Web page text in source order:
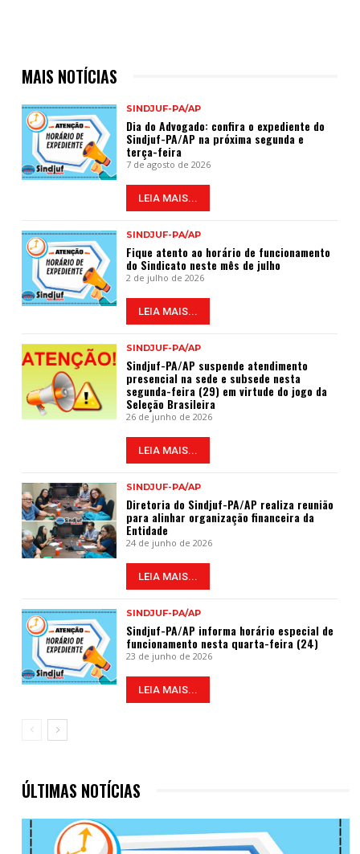
MAIS NOTÍCIAS
SINDJUF-PA/AP
Dia do Advogado: confira o expediente do
Sindjuf-PA/AP na próxima segunda e
terça-feira
7 de agosto de 2026
LEIA MAIS...
SINDJUF-PA/AP
Fique atento ao horário de funcionamento
do Sindicato neste mês de julho
2 de julho de 2026
LEIA MAIS...
SINDJUF-PA/AP
Sindjuf-PA/AP suspende atendimento
presencial na sede e subsede nesta
segunda-feira (29) em virtude do jogo da
Seleção Brasileira
26 de junho de 2026
LEIA MAIS...
SINDJUF-PA/AP
Diretoria do Sindjuf-PA/AP realiza reunião
para alinhar organização financeira da
Entidade
24 de junho de 2026
LEIA MAIS...
SINDJUF-PA/AP
Sindjuf-PA/AP informa horário especial de
funcionamento nesta quarta-feira (24)
23 de junho de 2026
LEIA MAIS...
ÚLTIMAS NOTÍCIAS